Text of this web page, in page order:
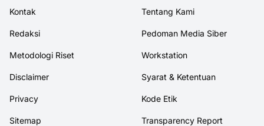
Kontak Tentang Kami
Redaksi Pedoman Media Siber
Metodologi Riset Workstation
Disclaimer Syarat & Ketentuan
Privacy Kode Etik
Sitemap Transparency Report